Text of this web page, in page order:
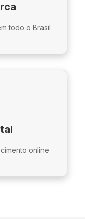
todo o Brasil
online